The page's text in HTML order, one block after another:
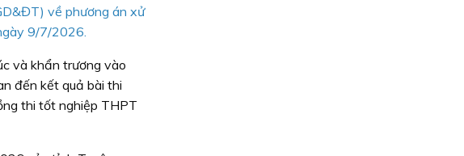
về phương án xử
9/7/2026.
và khẩn trương vào
đến kết quả bài thi
thi tốt nghiệp THPT